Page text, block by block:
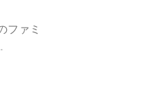
ファミ